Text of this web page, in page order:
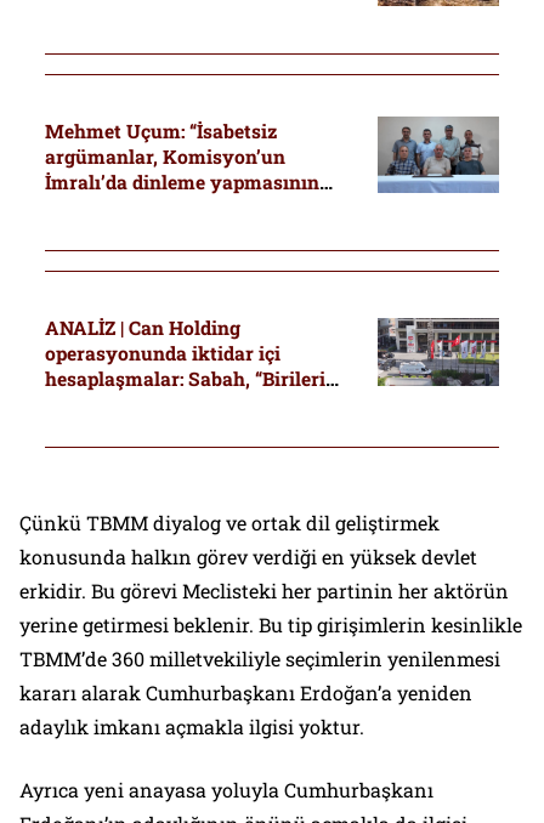
Mehmet Uçum: “İsabetsiz
argümanlar, Komisyon’un
İmralı’da dinleme yapmasının
ANALİZ | Can Holding
operasyonunda iktidar içi
hesaplaşmalar: Sabah, “Birileri
danışmanlık iddiasına kızdı
Çünkü TBMM diyalog ve ortak dil geliştirmek
konusunda halkın görev verdiği en yüksek devlet
erkidir. Bu görevi Meclisteki her partinin her aktörün
yerine getirmesi beklenir. Bu tip girişimlerin kesinlikle
TBMM’de 360 milletvekiliyle seçimlerin yenilenmesi
kararı alarak Cumhurbaşkanı Erdoğan’a yeniden
adaylık imkanı açmakla ilgisi yoktur.
Ayrıca yeni anayasa yoluyla Cumhurbaşkanı